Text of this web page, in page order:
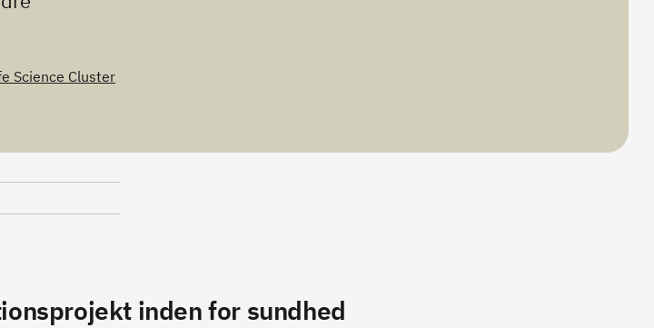
Science Cluster
inden for sundhed